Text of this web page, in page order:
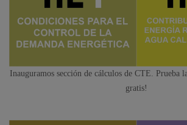
Inauguramos sección de cálculos de CTE. Prueba
gratis!